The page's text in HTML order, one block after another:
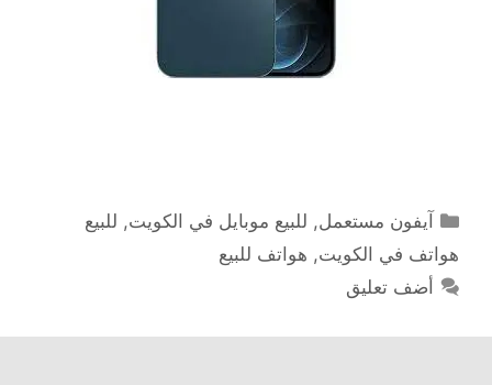
التصنيفات
آيفون مستعمل, للبيع موبايل في الكويت, للبيع
هواتف في الكويت, هواتف للبيع
أضف تعليق